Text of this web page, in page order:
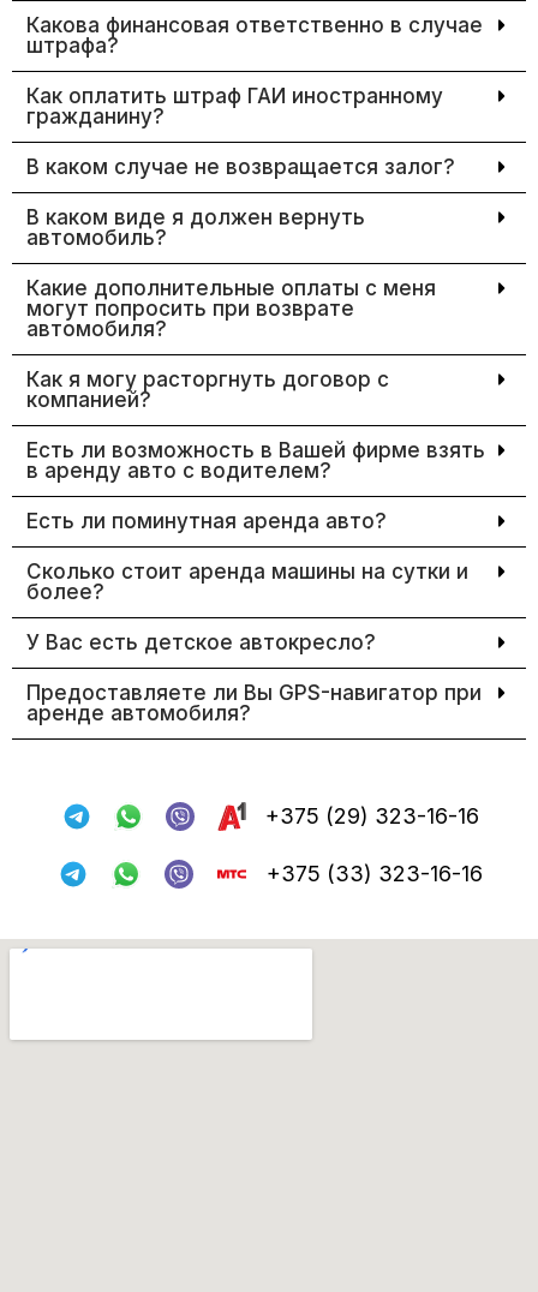
Какова финансовая ответственно в случае
штрафа?
Как оплатить штраф ГАИ иностранному
гражданину?
В каком случае не возвращается залог?
В каком виде я должен вернуть
автомобиль?
Какие дополнительные оплаты с меня
могут попросить при возврате
автомобиля?
Как я могу расторгнуть договор с
компанией?
Есть ли возможность в Вашей фирме взять
в аренду авто с водителем?
Есть ли поминутная аренда авто?
Сколько стоит аренда машины на сутки и
более?
У Вас есть детское автокресло?
Предоставляете ли Вы GPS-навигатор при
аренде автомобиля?
+375 (29) 323-16-16
+375 (33) 323-16-16